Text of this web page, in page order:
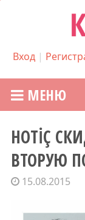
Вход|
МЕНЮ
HOTİÇ
ВТОРУЮ
15.08.2015